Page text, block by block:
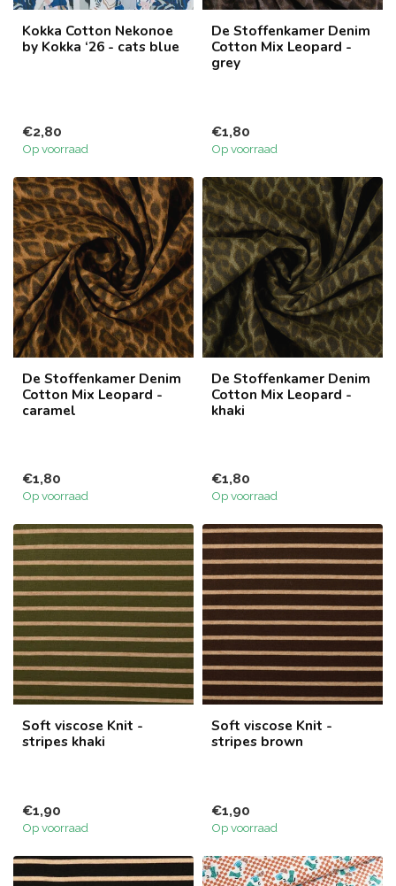
Kokka Cotton Nekonoe
by Kokka ‘26 - cats blue
€2,80
Op voorraad
De Stoffenkamer Denim
Cotton Mix Leopard -
grey
€1,80
Op voorraad
De Stoffenkamer Denim
Cotton Mix Leopard -
caramel
€1,80
Op voorraad
De Stoffenkamer Denim
Cotton Mix Leopard -
khaki
€1,80
Op voorraad
Soft viscose Knit -
stripes khaki
€1,90
Op voorraad
Soft viscose Knit -
stripes brown
€1,90
Op voorraad